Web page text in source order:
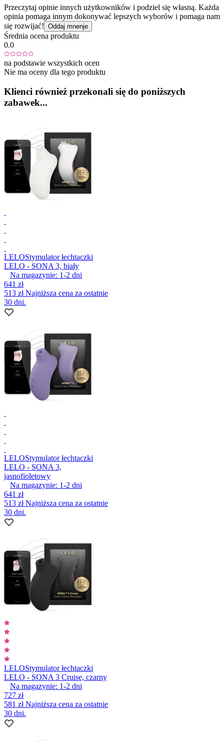
Przeczytaj opinie innych użytkowników i podziel się własną. Każda
opinia pomaga innym dokonywać lepszych wyborów i pomaga nam
się rozwijać! Oddaj mnenje
Średnia ocena produktu
0.0
na podstawie wszystkich ocen
Nie ma oceny dla tego produktu
Klienci również przekonali się do poniższych
zabawek...
LELOStymulator łechtaczki
LELO - SONA 3, biały
Na magazynie: 1-2 dni
641 zł
513 złNajniższa cena za ostatnie
30 dni.
LELOStymulator łechtaczki
LELO - SONA 3,
jasnofioletowy
Na magazynie: 1-2 dni
641 zł
513 złNajniższa cena za ostatnie
30 dni.
LELOStymulator łechtaczki
LELO - SONA 3 Cruise, czarny
Na magazynie: 1-2 dni
727 zł
581 złNajniższa cena za ostatnie
30 dni.